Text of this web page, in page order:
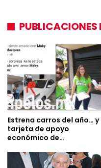
PUBLICACIONES
Estrena carros del año… y
tarjeta de apoyo
económico de…